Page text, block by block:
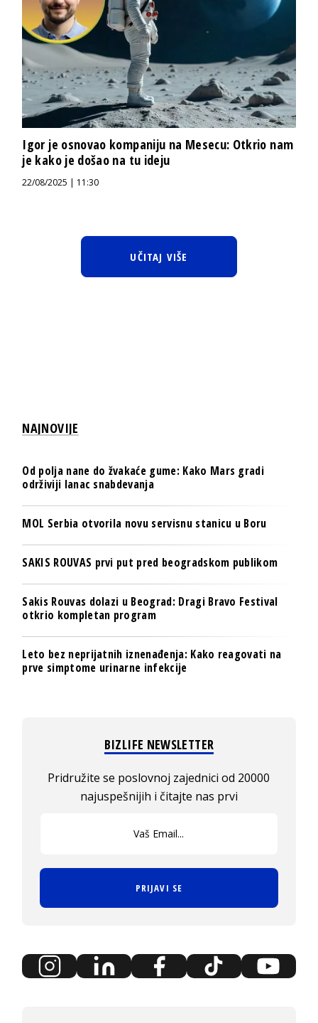
Igor je osnovao kompaniju na Mesecu: Otkrio nam
je kako je došao na tu ideju
22/08/2025 | 11:30
UČITAJ VIŠE
NAJNOVIJE
Od polja nane do žvakaće gume: Kako Mars gradi
održiviji lanac snabdevanja
MOL Serbia otvorila novu servisnu stanicu u Boru
SAKIS ROUVAS prvi put pred beogradskom publikom
Sakis Rouvas dolazi u Beograd: Dragi Bravo Festival
otkrio kompletan program
Leto bez neprijatnih iznenađenja: Kako reagovati na
prve simptome urinarne infekcije
BIZLIFE NEWSLETTER
Pridružite se poslovnoj zajednici od 20000
najuspešnijih i čitajte nas prvi
PRIJAVI SE